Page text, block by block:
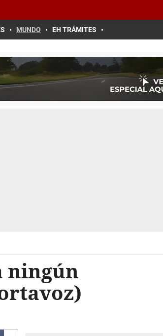
MUNDO EH TRÁMITES
ningún